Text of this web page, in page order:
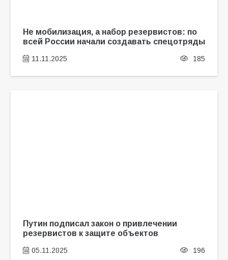
Не мобилизация, а набор резервистов: по
всей России начали создавать спецотряды
11.11.2025 185
Путин подписал закон о привлечении
резервистов к защите объектов
05.11.2025 196